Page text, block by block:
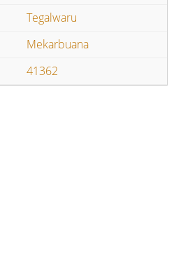
Tegalwaru
Mekarbuana
41362